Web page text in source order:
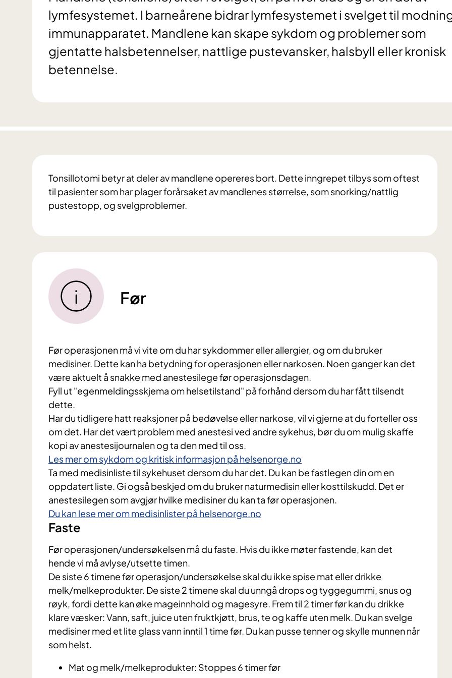
lymfesystemet. I barneårene bidrar lymfesystemet i svelget til
immunapparatet. Mandlene kan skape sykdom og problemer som
gjentatte halsbetennelser, nattlige pustevansker, halsbyll eller kronisk
betennelse.
Tonsillotomi betyr at deler av mandlene opereres bort. Dette inngrepet tilbys som oftest
til pasienter som har plager forårsaket av mandlenes størrelse, som snorking/nattlig
pustestopp, og svelgproblemer.
Før
Før operasjonen må vi vite om du har sykdommer eller allergier, og om du bruker
medisiner. Dette kan ha betydning for operasjonen eller narkosen. Noen ganger kan det
være aktuelt å snakke med anestesilege før operasjonsdagen.
Fyll ut "egenmeldingsskjema om helsetilstand" på forhånd dersom du har fått tilsendt
dette.
Har du tidligere hatt reaksjoner på bedøvelse eller narkose, vil vi gjerne at du forteller oss
om det. Har det vært problem med anestesi ved andre sykehus, bør du om mulig skaffe
kopi av anestesijournalen og ta den med til oss.
Les mer om sykdom og kritisk informasjon på helsenorge.no
Ta med medisinliste til sykehuset dersom du har det. Du kan be fastlegen din om en
oppdatert liste. Gi også beskjed om du bruker naturmedisin eller kosttilskudd. Det er
anestesilegen som avgjør hvilke medisiner du kan ta før operasjonen.
Du kan lese mer om medisinlister på helsenorge.no
Faste
​Før operasjonen/undersøkelsen må du faste. Hvis du ikke møter fastende, kan det
hende vi må avlyse/utsette timen.
De siste 6 timene før operasjon/undersøkelse skal du ikke spise mat eller drikke
melk/melkeprodukter. De siste 2 timene skal du unngå drops og tyggegummi, snus og
røyk, fordi dette kan øke mageinnhold og magesyre. Frem til 2 timer før kan du drikke
klare væsker: Vann, saft, juice uten fruktkjøtt, brus, te og kaffe uten melk. Du kan svelge
medisiner med et lite glass vann inntil 1 time før. Du kan pusse tenner og skylle munnen når
som helst.
Mat og melk/melkeprodukter: Stoppes 6 timer før